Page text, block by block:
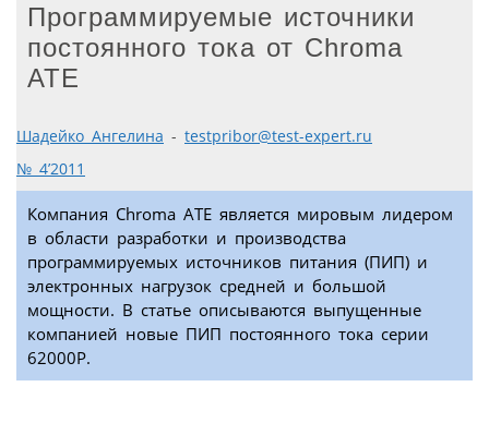
Программируемые источники
постоянного тока от Chroma
ATE
Шадейко Ангелина - testpribor@test-expert.ru
№ 4’2011
Компания Chroma ATE является мировым лидером
в области разработки и производства
программируемых источников питания (ПИП) и
электронных нагрузок средней и большой
мощности. В статье описываются выпущенные
компанией новые ПИП постоянного тока серии
62000P.